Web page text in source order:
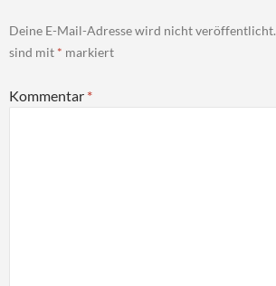
Deine E-Mail-Adresse wird nicht veröffentlicht.
sind mit * markiert
Kommentar *